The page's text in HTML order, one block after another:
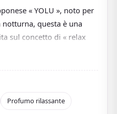
« YOLU », noto per
questa è una
sul concetto di « relax
per le ore in cui vuoi
tingendo l'acqua di un
. L'acqua è così
si vede la mano in
Profumo rilassante